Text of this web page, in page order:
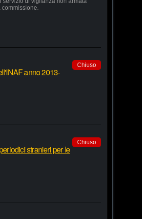
commissione.
Chiuso
anno 2013-
Chiuso
stranieri per le